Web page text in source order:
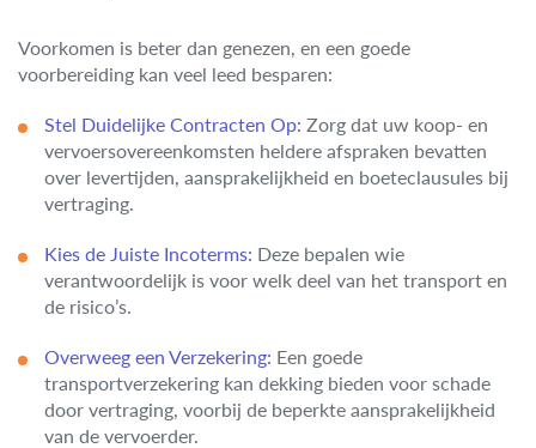
Voorkomen is beter dan genezen, en een goede
voorbereiding kan veel leed besparen:
Stel Duidelijke Contracten Op: Zorg dat uw koop- en
vervoersovereenkomsten heldere afspraken bevatten
over levertijden, aansprakelijkheid en boeteclausules bij
vertraging.
Kies de Juiste Incoterms: Deze bepalen wie
verantwoordelijk is voor welk deel van het transport en
de risico’s.
Overweeg een Verzekering: Een goede
transportverzekering kan dekking bieden voor schade
door vertraging, voorbij de beperkte aansprakelijkheid
van de vervoerder.